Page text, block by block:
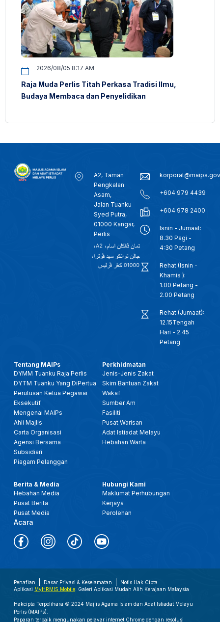
2026/08/05 8:17 AM
Raja Muda Perlis Titah Perkasa Tradisi Ilmu,
Budaya Membaca dan Penyelidikan
A2, Taman
Pengkalan
Asam,
Jalan Tuanku
Syed Putra,
01000 Kangar,
Perlis
+604 979 4439
+604 978 2400
Isnin - Jumaat:
8.30 Pagi -
4:30 Petang
Rehat (Isnin -
Khamis ):
1.00 Petang -
2.00 Petang
Rehat (Jumaat):
12.15Tengah
Hari - 2.45
Petang
Tentang MAIPs
DYMM Tuanku Raja Perlis
DYTM Tuanku Yang DiPertua
Perutusan Ketua Pegawai
Eksekutif
Mengenai MAIPs
Ahli Majlis
Carta Organisasi
Agensi Bersama
Subsidiari
Piagam Pelanggan
Perkhidmatan
Jenis-Jenis Zakat
Skim Bantuan Zakat
Wakaf
Sumber Am
Fasiliti
Pusat Warisan
Adat Istiadat Melayu
Hebahan Warta
Berita & Media
Hebahan Media
Pusat Berita
Pusat Media
Acara
Hubungi Kami
Maklumat Perhubungan
Kerjaya
Perolehan
Penafian Dasar Privasi & Keselamatan
Notis Hak Cipta
Aplikasi MyHRMIS Mobile: Galeri Aplikasi Mudah Alih Kerajaan Malaysia
Hakcipta Terpelihara © 2024 Majlis Agama Islam dan Adat Istiadat Melayu
Perlis (MAIPs).
Paparan terbaik mengunakan pelayar internet Chrome dengan resolusi